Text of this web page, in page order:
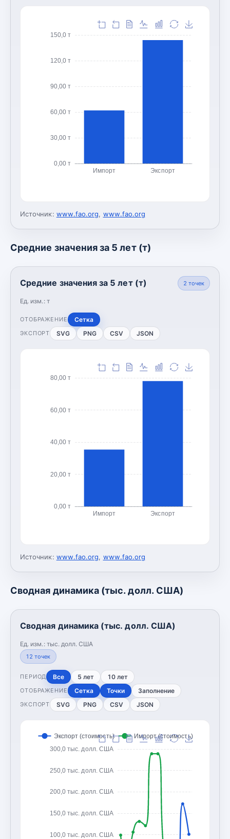
0,00 т
30,00 т
60,00 т
90,00 т
120,0 т
150,0 т
Импорт Экспорт
Источник: www.fao.org, www.fao.org
Средние значения за 5 лет (т)
Средние значения за 5 лет (т)
Ед. изм.: т
2 точек
ОТОБРАЖЕНИЕ Сетка
ЭКСПОРТ SVG PNG CSV JSON
0,00 т
20,00 т
40,00 т
60,00 т
80,00 т
Импорт Экспорт
Источник: www.fao.org, www.fao.org
Сводная динамика (тыс. долл. США)
Сводная динамика (тыс. долл. США)
Ед. изм.: тыс. долл. США
12 точек
ПЕРИОД Все 5 лет 10 лет
ОТОБРАЖЕНИЕ Сетка Точки Заполнение
ЭКСПОРТ SVG PNG CSV JSON
100,0 тыс. долл. США
150,0 тыс. долл. США
200,0 тыс. долл. США
250,0 тыс. долл. США
300,0 тыс. долл. США
Экспорт (стоимость) Импорт (стоимость)